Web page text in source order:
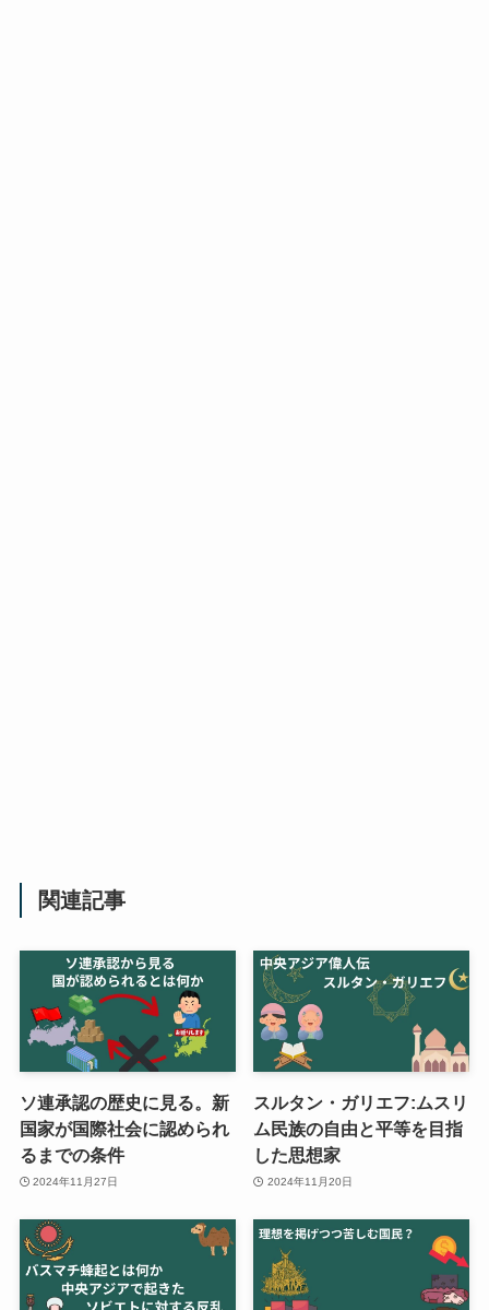
関連記事
ソ連承認の歴史に見る。新
国家が国際社会に認められ
るまでの条件
2024年11月27日
スルタン・ガリエフ:ムスリ
ム民族の自由と平等を目指
した思想家
2024年11月20日